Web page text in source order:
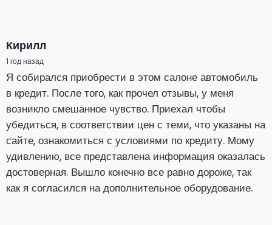
Кирилл
1 год назад
Я собирался приобрести в этом салоне автомобиль
в кредит. После того, как прочел отзывы, у меня
возникло смешанное чувство. Приехал чтобы
убедиться, в соответствии цен с теми, что указаны на
сайте, ознакомиться с условиями по кредиту. Мому
удивлению, все представлена информация оказалась
достоверная. Вышло конечно все равно дороже, так
как я согласился на дополнительное оборудование.